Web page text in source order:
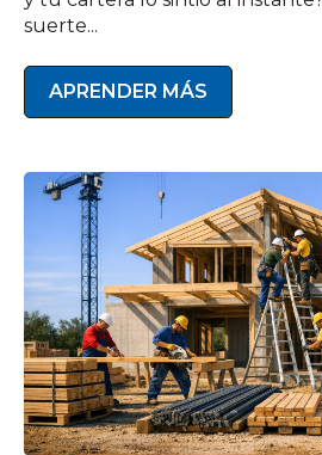
suerte...
APRENDER MÁS